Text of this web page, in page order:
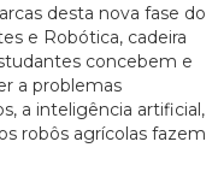
desta nova fase do
e Robótica, cadeira
concebem e
a problemas
a inteligência artificial,
robôs agrícolas fazem